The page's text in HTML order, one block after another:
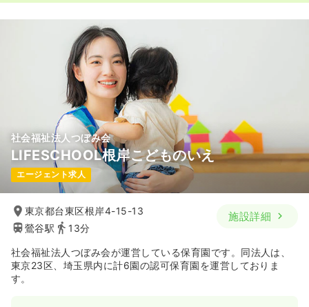
社会福祉法人つぼみ会
LIFESCHOOL根岸こどものいえ
エージェント求人
東京都台東区根岸4-15-13
鶯谷駅
13分
施設詳細
社会福祉法人つぼみ会が運営している保育園です。同法人は、
東京23区、埼玉県内に計6園の認可保育園を運営しておりま
す。